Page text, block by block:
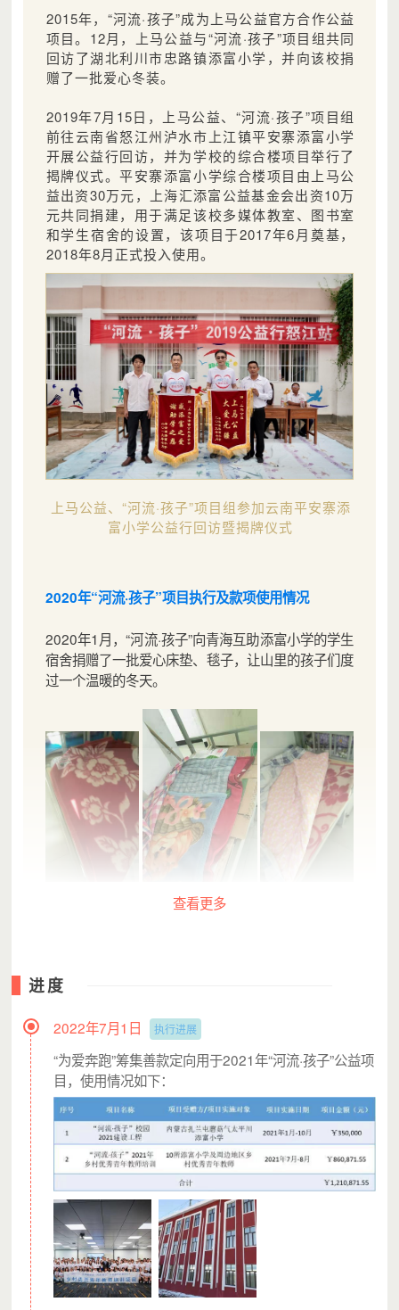
2015年，“河流·孩子”成为上马公益官方合作公益
项目。12月，上马公益与“河流·孩子”项目组共同
回访了湖北利川市忠路镇添富小学，并向该校捐
赠了一批爱心冬装。
2019年7月15日，上马公益、“河流·孩子”项目组
前往云南省怒江州泸水市上江镇平安寨添富小学
开展公益行回访，并为学校的综合楼项目举行了
揭牌仪式。平安寨添富小学综合楼项目由上马公
益出资30万元，上海汇添富公益基金会出资10万
元共同捐建，用于满足该校多媒体教室、图书室
和学生宿舍的设置，该项目于2017年6月奠基，
2018年8月正式投入使用。
上马公益、“河流·孩子”项目组参加云南平安寨添
富小学公益行回访暨揭牌仪式
2020年“河流·孩子”项目执行及款项使用情况
2020年1月，“河流·孩子”向青海互助添富小学的学生
宿舍捐赠了一批爱心床垫、毯子，让山里的孩子们度
过一个温暖的冬天。
“河流·孩子”项目为孩子们捐赠的新床垫
为了帮助“河流·孩子”项目学校的师生们应对突如
其来的新冠疫情，2020年3月，上海汇添富公益
查看更多
进度
2022年7月1日 执行进展
“为爱奔跑”筹集善款定向用于2021年“河流·孩子”公益项
目，使用情况如下：